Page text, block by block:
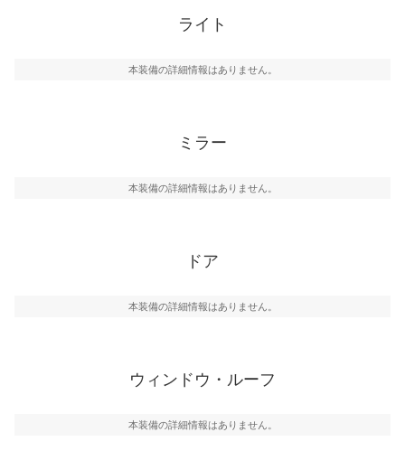
ライト
本装備の詳細情報はありません。
ミラー
本装備の詳細情報はありません。
ドア
本装備の詳細情報はありません。
ウィンドウ・ルーフ
本装備の詳細情報はありません。